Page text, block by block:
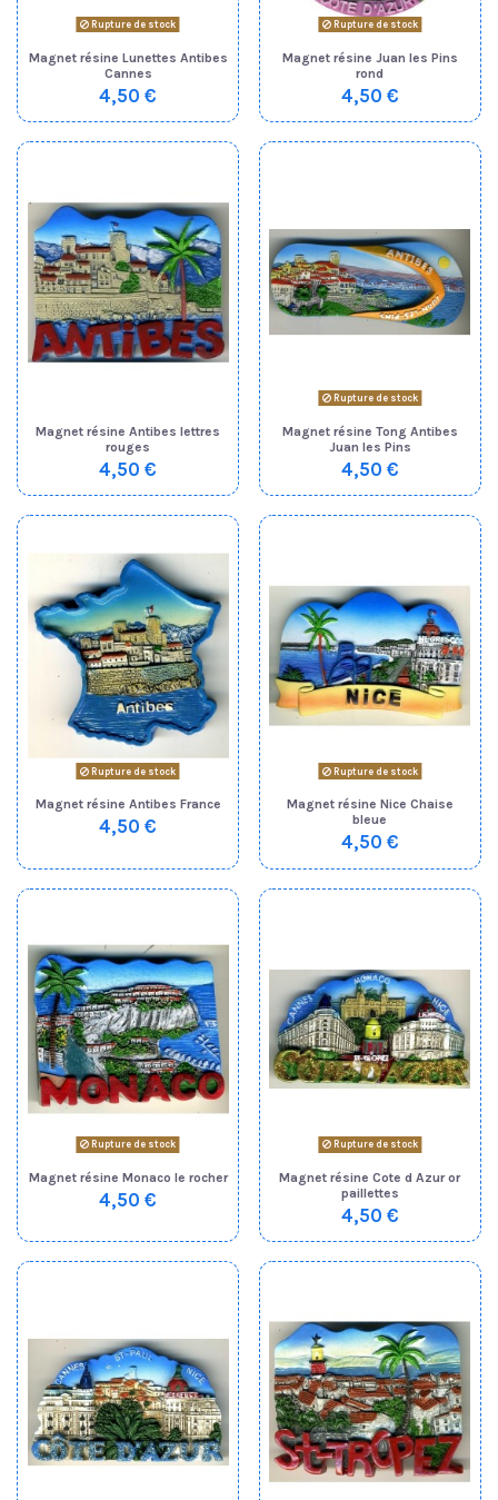
Rupture de stock
Magnet résine Lunettes Antibes
Cannes
4,50 €
Rupture de stock
Magnet résine Juan les Pins
rond
4,50 €
Magnet résine Antibes lettres
rouges
4,50 €
Rupture de stock
Magnet résine Tong Antibes
Juan les Pins
4,50 €
Rupture de stock
Magnet résine Antibes France
4,50 €
Rupture de stock
Magnet résine Nice Chaise
bleue
4,50 €
Rupture de stock
Magnet résine Monaco le rocher
4,50 €
Rupture de stock
Magnet résine Cote d Azur or
paillettes
4,50 €